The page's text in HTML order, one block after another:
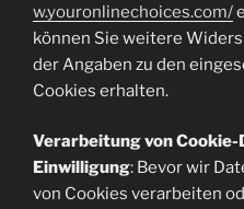
w.youronlinechoices.com/
können Sie weitere
der Angaben zu den
Cookies erhalten.
Verarbeitung von
Einwilligung: Bevor wir
von Cookies verarbeiten